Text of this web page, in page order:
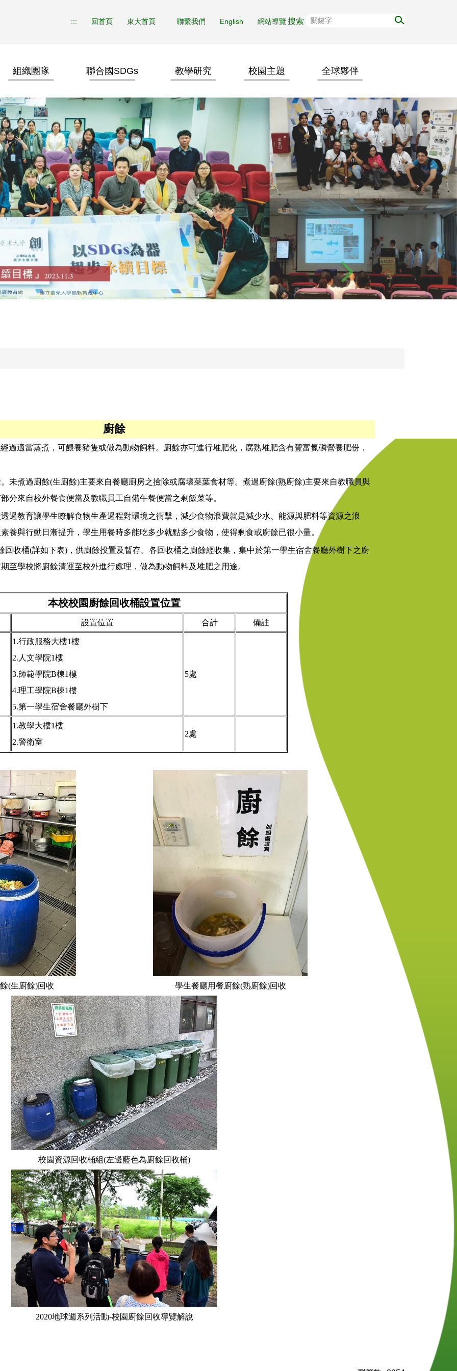
::: 回首頁 東大首頁 聯繫我們 English 網站導覽
組織團隊 聯合國SDGs 教學研究 校園主題 全球夥伴
廚餘
適當蒸煮，可餵養豬隻或做為動物飼料。廚餘亦可進行堆肥化，腐熟堆肥含有豐富氮磷營養肥份，
煮過廚餘(生廚餘)主要來自餐廳廚房之撿除或腐壞菜葉食材等。煮過廚餘(熟廚餘)主要來自教職員與
分來自校外餐食便當及教職員工自備午餐便當之剩飯菜等。
教育讓學生瞭解食物生產過程對環境之衝擊，減少食物浪費就是減少水、能源與肥料等資源之浪
養與行動日漸提升，學生用餐時多能吃多少就點多少食物，使得剩食或廚餘已很小量。
桶(詳如下表)，供廚餘投置及暫存。各回收桶之廚餘經收集，集中於第一學生宿舍餐廳外樹下之廚
至學校將廚餘清運至校外進行處理，做為動物飼料及堆肥之用途。
本校校園廚餘回收桶設置位置
設置位置 合計 備註
1.行政服務大樓1樓
2.人文學院1樓
3.師範學院B棟1樓
4.理工學院B棟1樓
5.第一學生宿舍餐廳外樹下
5處
1.教學大樓1樓
2.警衛室
2處
(生廚餘)回收 學生餐廳用餐廚餘(熟廚餘)回收
校園資源回收桶組(左邊藍色為廚餘回收桶)
2020地球週系列活動-校園廚餘回收導覽解說